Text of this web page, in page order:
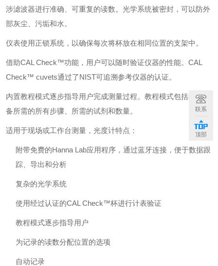
涉滤波器进行准确、可重复的读数。光学系统被密封，可以防外
部灰尘、污垢和水。
仪表使用正锁系统，以确保每次将杯放在相同位置的支架中。
借助CAL Check™功能，用户可以随时验证仪器的性能。CAL
Check™ cuvets通过了NIST可追溯参考仪器的认证。
内置教程模式逐步指导用户完成测量过程。教程模式包括样品制
备所需的所有步骤、所需的试剂和数量。
适用于现场或工作台测量，光度计特点：
附带免费的Hanna Lab应用程序，通过蓝牙连接，便于数据跟
踪、导出和分析
复杂的光学系统
使用经过认证的CAL Check™杯进行计表验证
教程模式逐步指导用户
为记录的读数分配位置的选项
自动记录
联系
顶部